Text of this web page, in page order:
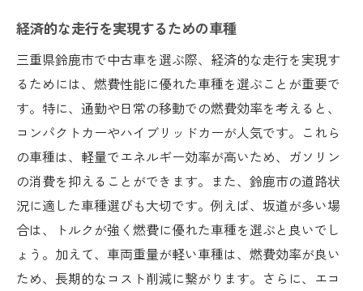
経済的な走行を実現するための車種
三重県鈴鹿市で中古車を選ぶ際、経済的な走行を実現す
るためには、燃費性能に優れた車種を選ぶことが重要で
す。特に、通勤や日常の移動での燃費効率を考えると、
コンパクトカーやハイブリッドカーが人気です。これら
の車種は、軽量でエネルギー効率が高いため、ガソリン
の消費を抑えることができます。また、鈴鹿市の道路状
況に適した車種選びも大切です。例えば、坂道が多い場
合は、トルクが強く燃費に優れた車種を選ぶと良いでし
ょう。加えて、車両重量が軽い車種は、燃費効率が良い
ため、長期的なコスト削減に繋がります。さらに、エコ